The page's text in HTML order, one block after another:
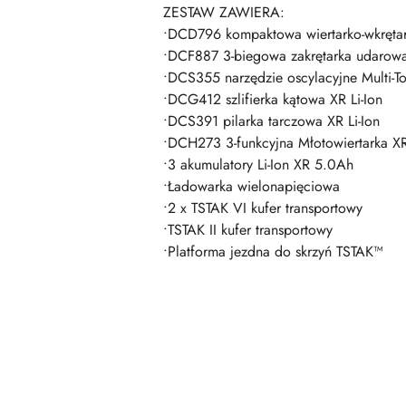
ZESTAW ZAWIERA:
•DCD796 kompaktowa wiertarko-
•DCF887 3-biegowa zakrętarka
•DCS355 narzędzie oscylacyjne Multi-
•DCG412 szlifierka kątowa XR Li-Ion
•DCS391 pilarka tarczowa XR Li-Ion
•DCH273 3-funkcyjna Młotowiertarka
•3 akumulatory Li-Ion XR 5.0Ah
•Ładowarka wielonapięciowa
•2 x TSTAK VI kufer transportowy
•TSTAK II kufer transportowy
•Platforma jezdna do skrzyń TSTAK™